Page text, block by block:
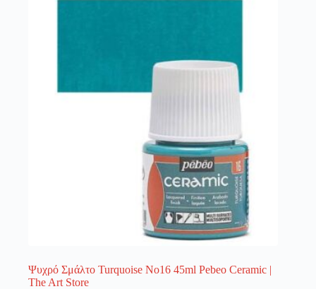
λειτουργία του site. Διαβάστε περισσότερα στοπολιτική απορρήτου
Ψυχρό Σμάλτο Turquoise No16 45ml Pebeo Ceramic |
The Art Store